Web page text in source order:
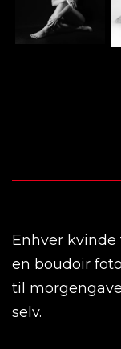
Enhver
en boudoir
til
selv.